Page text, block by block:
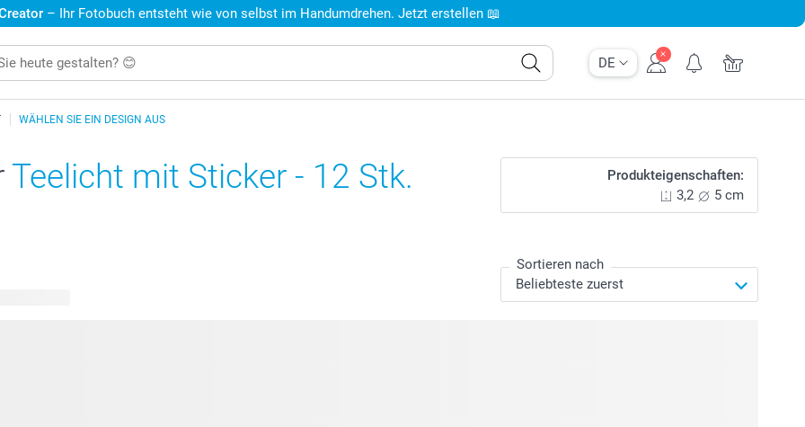
DE
– Ihr Fotobuch entsteht wie von selbst im Handumdrehen. Jetzt erstellen 📖
WÄHLEN SIE EIN DESIGN AUS
Teelicht mit Sticker - 12 Stk.
Produkteigenschaften:
3,2
5 cm
Sortieren nach